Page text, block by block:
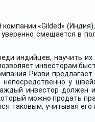
«Gilded»
смещается в
индийцев, научить
инвесторам
Ризви
у
инвестор должен
можно продать
таковым, учитывая его